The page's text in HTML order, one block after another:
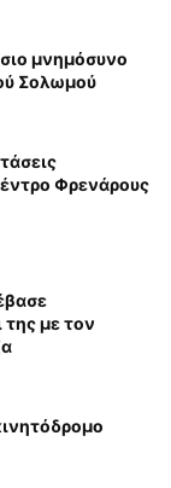
μνημόσυνο
Σολωμού
Φρενάρους
με τον